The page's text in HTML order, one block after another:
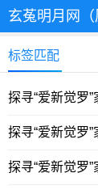
玄菟明月网（
标签匹配
探寻“爱新觉罗
探寻“爱新觉罗
探寻“爱新觉罗